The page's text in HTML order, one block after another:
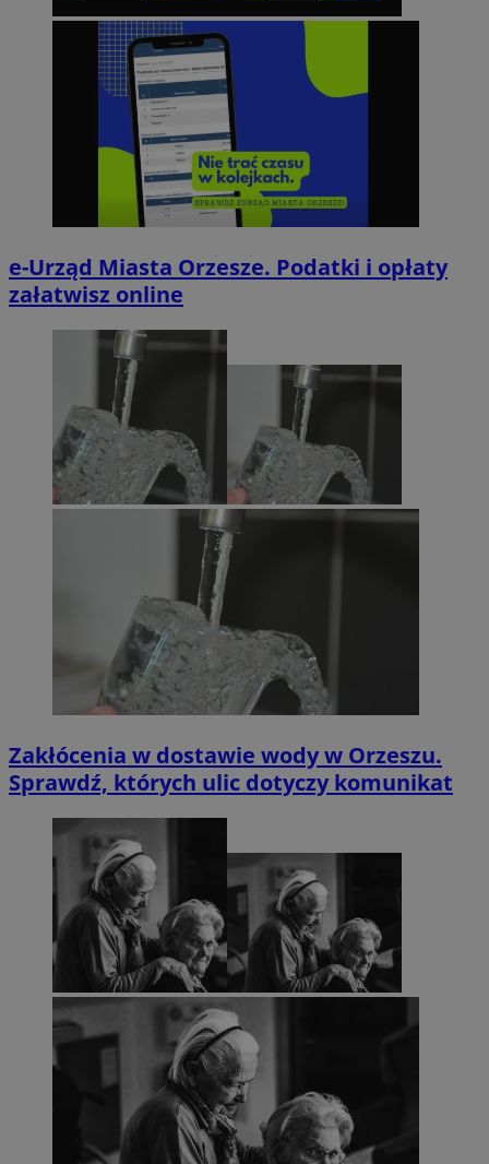
e-Urząd Miasta Orzesze. Podatki i opłaty
załatwisz online
Zakłócenia w dostawie wody w Orzeszu.
Sprawdź, których ulic dotyczy komunikat